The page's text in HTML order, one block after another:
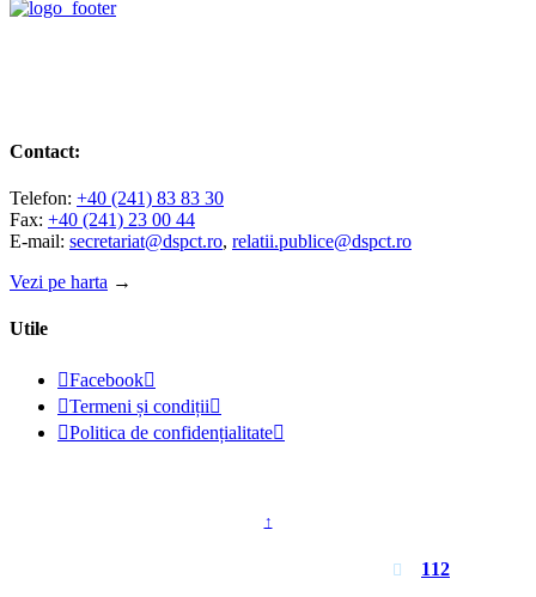
Contact:
Telefon: +40 (241) 83 83 30
Fax: +40 (241) 23 00 44
E-mail: secretariat@dspct.ro, relatii.publice@dspct.ro
Vezi pe harta →
Utile
Facebook
Termeni și condiții
Politica de confidențialitate
↑
 112